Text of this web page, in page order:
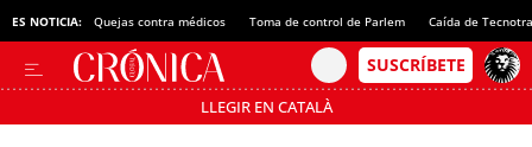
ES NOTICIA: Quejas contra médicos Toma de control de Parlem Caída de
LLEGIR EN CATALÀ